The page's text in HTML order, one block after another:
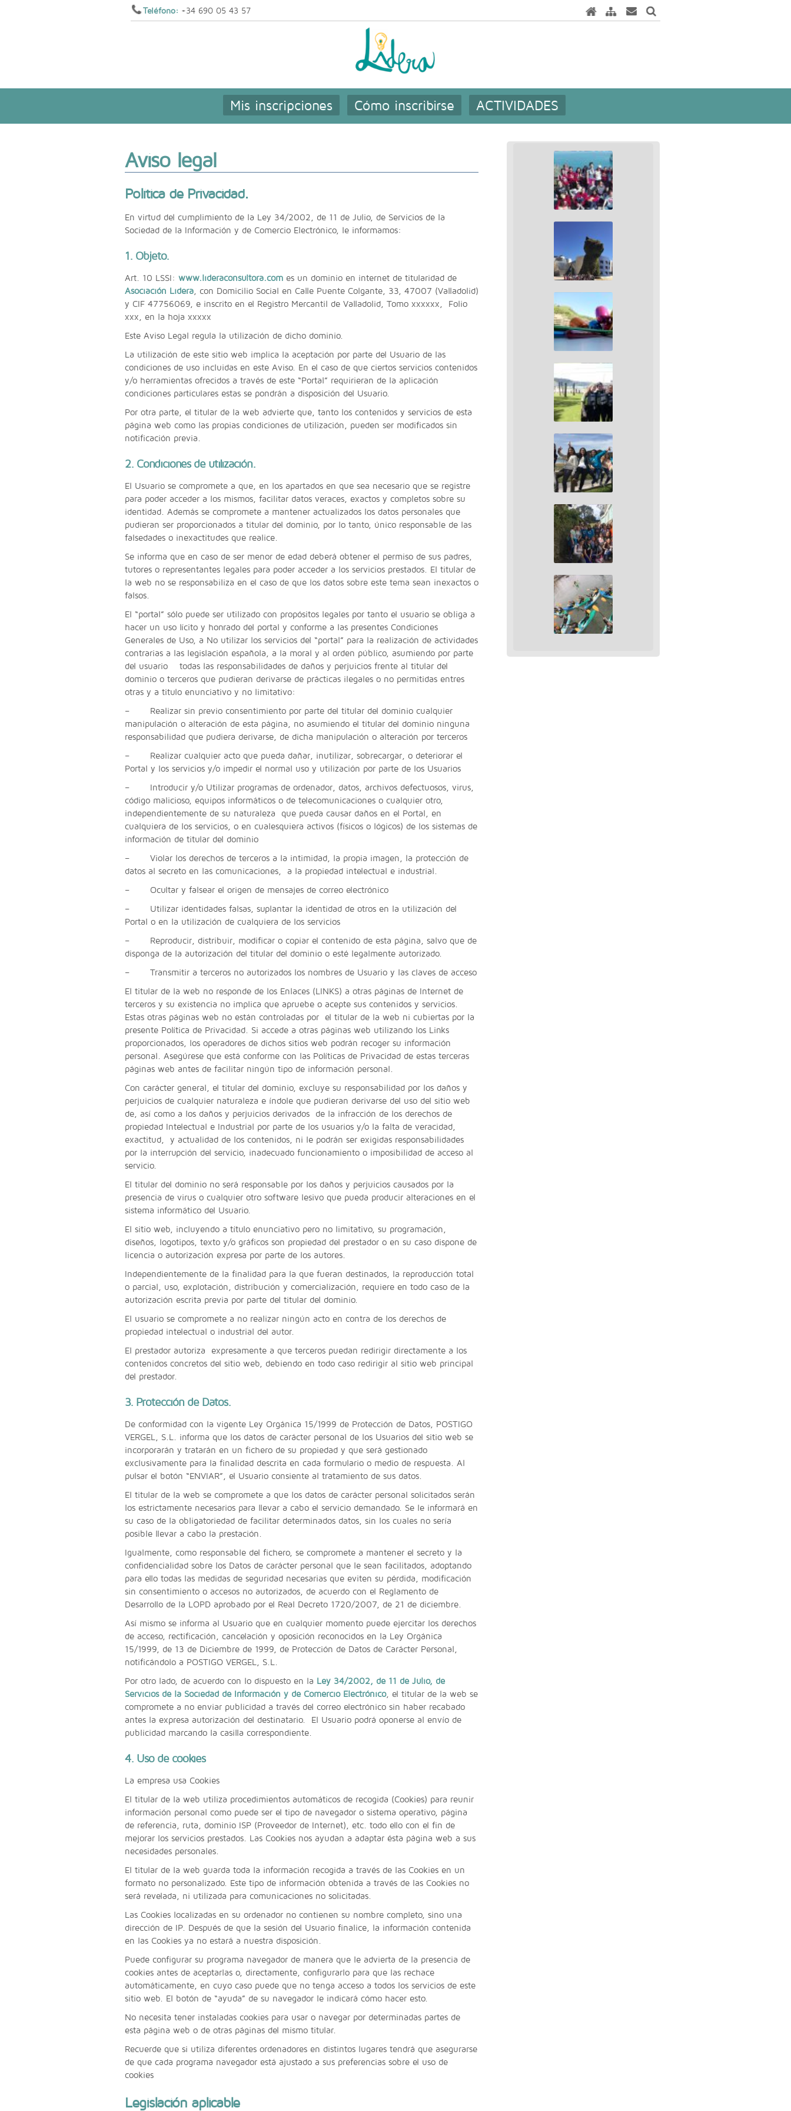
Teléfono: +34 690 05 43 57
Mis inscripciones Cómo inscribirse ACTIVIDADES
Aviso legal
Política de Privacidad.
En virtud del cumplimiento de la Ley 34/2002, de 11 de Julio, de Servicios de la
Sociedad de la Información y de Comercio Electrónico, le informamos:
1. Objeto.
Art. 10 LSSI: www.lideraconsultora.com es un dominio en internet de titularidad de
Asociación Lidera , con Domicilio Social en Calle Puente Colgante, 33, 47007 (Valladolid)
y CIF 47756069, e inscrito en el Registro Mercantil de Valladolid, Tomo xxxxxx, Folio
xxx, en la hoja xxxxx
Este Aviso Legal regula la utilización de dicho dominio.
La utilización de este sitio web implica la aceptación por parte del Usuario de las
condiciones de uso incluidas en este Aviso. En el caso de que ciertos servicios contenidos
y/o herramientas ofrecidos a través de este “Portal” requirieran de la aplicación
condiciones particulares estas se pondrán a disposición del Usuario.
Por otra parte, el titular de la web advierte que, tanto los contenidos y servicios de esta
página web como las propias condiciones de utilización, pueden ser modificados sin
notificación previa.
2. Condiciones de utilización.
El Usuario se compromete a que, en los apartados en que sea necesario que se registre
para poder acceder a los mismos, facilitar datos veraces, exactos y completos sobre su
identidad. Además se compromete a mantener actualizados los datos personales que
pudieran ser proporcionados a titular del dominio, por lo tanto, único responsable de las
falsedades o inexactitudes que realice.
Se informa que en caso de ser menor de edad deberá obtener el permiso de sus padres,
tutores o representantes legales para poder acceder a los servicios prestados. El titular de
la web no se responsabiliza en el caso de que los datos sobre este tema sean inexactos o
falsos.
El “portal” sólo puede ser utilizado con propósitos legales por tanto el usuario se obliga a
hacer un uso lícito y honrado del portal y conforme a las presentes Condiciones
Generales de Uso, a No utilizar los servicios del “portal” para la realización de actividades
contrarias a las legislación española, a la moral y al orden público, asumiendo por parte
del usuario todas las responsabilidades de daños y perjuicios frente al titular del
dominio o terceros que pudieran derivarse de prácticas ilegales o no permitidas entres
otras y a titulo enunciativo y no limitativo:
– Realizar sin previo consentimiento por parte del titular del dominio cualquier
manipulación o alteración de esta página, no asumiendo el titular del dominio ninguna
responsabilidad que pudiera derivarse, de dicha manipulación o alteración por terceros
– Realizar cualquier acto que pueda dañar, inutilizar, sobrecargar, o deteriorar el
Portal y los servicios y/o impedir el normal uso y utilización por parte de los Usuarios
– Introducir y/o Utilizar programas de ordenador, datos, archivos defectuosos, virus,
código malicioso, equipos informáticos o de telecomunicaciones o cualquier otro,
independientemente de su naturaleza que pueda causar daños en el Portal, en
cualquiera de los servicios, o en cualesquiera activos (físicos o lógicos) de los sistemas de
información de titular del dominio
– Violar los derechos de terceros a la intimidad, la propia imagen, la protección de
datos al secreto en las comunicaciones, a la propiedad intelectual e industrial.
– Ocultar y falsear el origen de mensajes de correo electrónico
– Utilizar identidades falsas, suplantar la identidad de otros en la utilización del
Portal o en la utilización de cualquiera de los servicios
– Reproducir, distribuir, modificar o copiar el contenido de esta página, salvo que de
disponga de la autorización del titular del dominio o esté legalmente autorizado.
– Transmitir a terceros no autorizados los nombres de Usuario y las claves de acceso
El titular de la web no responde de los Enlaces (LINKS) a otras páginas de Internet de
terceros y su existencia no implica que apruebe o acepte sus contenidos y servicios.
Estas otras páginas web no están controladas por el titular de la web ni cubiertas por la
presente Política de Privacidad. Si accede a otras páginas web utilizando los Links
proporcionados, los operadores de dichos sitios web podrán recoger su información
personal. Asegúrese que está conforme con las Políticas de Privacidad de estas terceras
páginas web antes de facilitar ningún tipo de información personal.
Con carácter general, el titular del dominio, excluye su responsabilidad por los daños y
perjuicios de cualquier naturaleza e índole que pudieran derivarse del uso del sitio web
de, así como a los daños y perjuicios derivados de la infracción de los derechos de
propiedad Intelectual e Industrial por parte de los usuarios y/o la falta de veracidad,
exactitud, y actualidad de los contenidos, ni le podrán ser exigidas responsabilidades
por la interrupción del servicio, inadecuado funcionamiento o imposibilidad de acceso al
servicio.
El titular del dominio no será responsable por los daños y perjuicios causados por la
presencia de virus o cualquier otro software lesivo que pueda producir alteraciones en el
sistema informático del Usuario.
El sitio web, incluyendo a título enunciativo pero no limitativo, su programación,
diseños, logotipos, texto y/o gráficos son propiedad del prestador o en su caso dispone de
licencia o autorización expresa por parte de los autores.
Independientemente de la finalidad para la que fueran destinados, la reproducción total
o parcial, uso, explotación, distribución y comercialización, requiere en todo caso de la
autorización escrita previa por parte del titular del dominio.
El usuario se compromete a no realizar ningún acto en contra de los derechos de
propiedad intelectual o industrial del autor.
El prestador autoriza expresamente a que terceros puedan redirigir directamente a los
contenidos concretos del sitio web, debiendo en todo caso redirigir al sitio web principal
del prestador.
3. Protección de Datos.
De conformidad con la vigente Ley Orgánica 15/1999 de Protección de Datos, POSTIGO
VERGEL, S.L. informa que los datos de carácter personal de los Usuarios del sitio web se
incorporarán y tratarán en un fichero de su propiedad y que será gestionado
exclusivamente para la finalidad descrita en cada formulario o medio de respuesta. Al
pulsar el botón “ENVIAR”, el Usuario consiente al tratamiento de sus datos.
El titular de la web se compromete a que los datos de carácter personal solicitados serán
los estrictamente necesarios para llevar a cabo el servicio demandado. Se le informará en
su caso de la obligatoriedad de facilitar determinados datos, sin los cuales no sería
posible llevar a cabo la prestación.
Igualmente, como responsable del fichero, se compromete a mantener el secreto y la
confidencialidad sobre los Datos de carácter personal que le sean facilitados, adoptando
para ello todas las medidas de seguridad necesarias que eviten su pérdida, modificación
sin consentimiento o accesos no autorizados, de acuerdo con el Reglamento de
Desarrollo de la LOPD aprobado por el Real Decreto 1720/2007, de 21 de diciembre.
Así mismo se informa al Usuario que en cualquier momento puede ejercitar los derechos
de acceso, rectificación, cancelación y oposición reconocidos en la Ley Orgánica
15/1999, de 13 de Diciembre de 1999, de Protección de Datos de Carácter Personal,
notificándolo a POSTIGO VERGEL, S.L.
Por otro lado, de acuerdo con lo dispuesto en la Ley 34/2002, de 11 de Julio, de
Servicios de la Sociedad de Información y de Comercio Electrónico, el titular de la web se
compromete a no enviar publicidad a través del correo electrónico sin haber recabado
antes la expresa autorización del destinatario. El Usuario podrá oponerse al envío de
publicidad marcando la casilla correspondiente.
4. Uso de cookies
La empresa usa Cookies
El titular de la web utiliza procedimientos automáticos de recogida (Cookies) para reunir
información personal como puede ser el tipo de navegador o sistema operativo, página
de referencia, ruta, dominio ISP (Proveedor de Internet), etc. todo ello con el fin de
mejorar los servicios prestados. Las Cookies nos ayudan a adaptar ésta página web a sus
necesidades personales.
El titular de la web guarda toda la información recogida a través de las Cookies en un
formato no personalizado. Este tipo de información obtenida a través de las Cookies no
será revelada, ni utilizada para comunicaciones no solicitadas.
Las Cookies localizadas en su ordenador no contienen su nombre completo, sino una
dirección de IP. Después de que la sesión del Usuario finalice, la información contenida
en las Cookies ya no estará a nuestra disposición.
Puede configurar su programa navegador de manera que le advierta de la presencia de
cookies antes de aceptarlas o, directamente, configurarlo para que las rechace
automáticamente, en cuyo caso puede que no tenga acceso a todos los servicios de este
sitio web. El botón de “ayuda” de su navegador le indicará cómo hacer esto.
No necesita tener instaladas cookies para usar o navegar por determinadas partes de
esta página web o de otras páginas del mismo titular.
Recuerde que si utiliza diferentes ordenadores en distintos lugares tendrá que asegurarse
de que cada programa navegador está ajustado a sus preferencias sobre el uso de
cookies
Legislación aplicable